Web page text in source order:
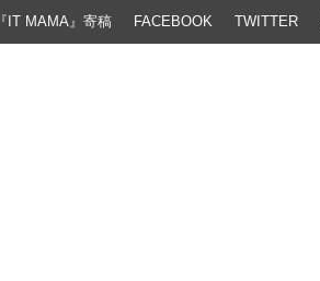
『IT MAMA』寄稿 FACEBOOK TWITTER